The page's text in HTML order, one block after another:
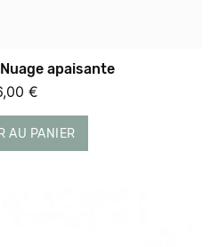
Nuage apaisante
€
AU PANIER